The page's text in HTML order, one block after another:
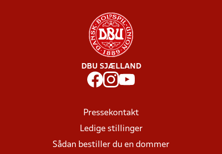
DBU SJÆLLAND
Pressekontakt
Ledige stillinger
Sådan bestiller du en dommer